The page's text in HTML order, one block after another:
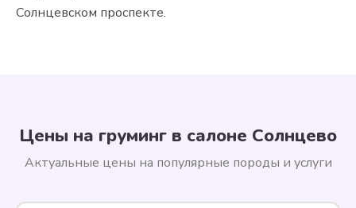
Солнцевском проспекте.
Цены на груминг в салоне Солнцево
Актуальные цены на популярные породы и услуги